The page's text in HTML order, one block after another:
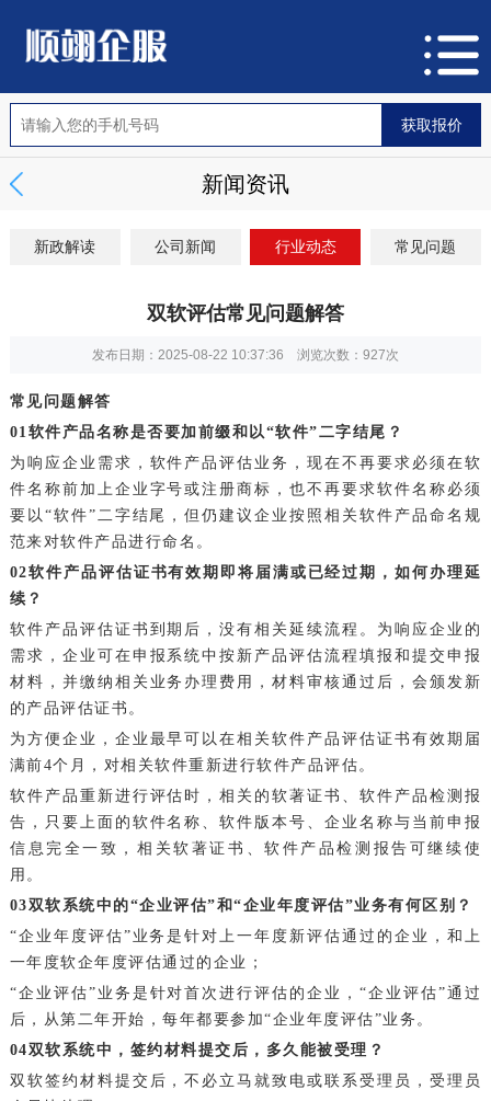
新闻资讯
新政解读 公司新闻 行业动态 常见问题
双软评估常见问题解答
发布日期：2025-08-22 10:37:36 浏览次数： 927次
常见问题解答
01 软件产品名称是否要加前缀和以“软件”二字结尾？
为响应企业需求，软件产品评估业务，现在不再要求必须在软
件名称前加上企业字号或注册商标，也不再要求软件名称必须
要以“软件”二字结尾，但仍建议企业按照相关软件产品命名规
范来对软件产品进行命名。
02软件产品评估证书有效期即将届满或已经过期，如何办理延
续？
软件产品评估证书到期后，没有相关延续流程。为响应企业的
需求，企业可在申报系统中按新产品评估流程填报和提交申报
材料，并缴纳相关业务办理费用，材料审核通过后，会颁发新
的产品评估证书。
为方便企业，企业最早可以在相关软件产品评估证书有效期届
满前4个月，对相关软件重新进行软件产品评估。
软件产品重新进行评估时，相关的软著证书、软件产品检测报
告，只要上面的软件名称、软件版本号、企业名称与当前申报
信息完全一致，相关软著证书、软件产品检测报告可继续使
用。
03双软系统中的“企业评估”和“企业年度评估”业务有何区别？
“企业年度评估”业务是针对上一年度新评估通过的企业，和上
一年度软企年度评估通过的企业；
“企业评估”业务是针对首次进行评估的企业，“企业评估”通过
后，从第二年开始，每年都要参加“企业年度评估”业务。
04双软系统中，签约材料提交后，多久能被受理？
双软签约材料提交后，不必立马就致电或联系受理员，受理员